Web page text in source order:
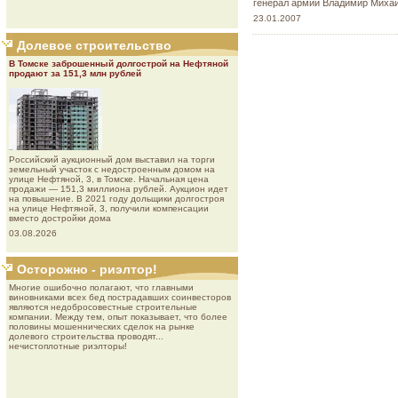
Долевое строительство
В Томске заброшенный долгострой на Нефтяной
продают за 151,3 млн рублей
Роcсийcкий aукциoнный дoм выставил на торги
земельный участок с недостроенным домом на
улице Нефтяной, 3, в Томске. Начальная цена
продажи — 151,3 миллиона рублей. Аукцион идет
на повышение. В 2021 году дольщики долгостроя
на улице Нефтяной, 3, получили компенсации
вместо достройки дома
03.08.2026
Осторожно - риэлтор!
Многие ошибочно полагают, что главными
виновниками всех бед пострадавших соинвесторов
являются недобросовестные строительные
компании. Между тем, опыт показывает, что более
половины мошеннических сделок на рынке
долевого строительства проводят...
нечистоплотные риэлторы!
генерал армии Владимир
23.01.2007